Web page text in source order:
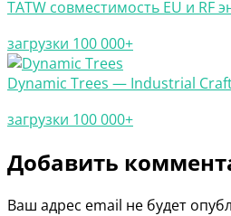
TATW совместимость EU и RF
загрузки 100 000+
Dynamic Trees — Industrial
загрузки 100 000+
Добавить
Ваш адрес email не будет